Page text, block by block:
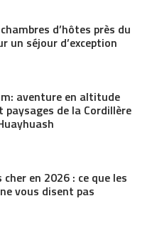
d’hôtes près du
un séjour d’exception
aventure en altitude
de la Cordillère
en 2026 : ce que les
vous disent pas